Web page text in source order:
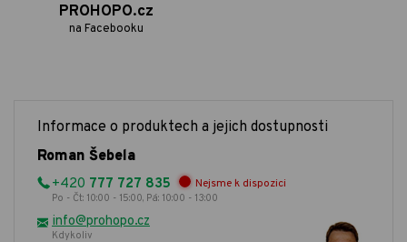
PROHOPO.cz
na Facebooku
Informace o produktech a jejich dostupnosti
Roman Šebela
+420 777 727 835 Nejsme k dispozici
Po - Čt: 10:00 - 15:00, Pá: 10:00 - 13:00
info@prohopo.cz
Kdykoliv